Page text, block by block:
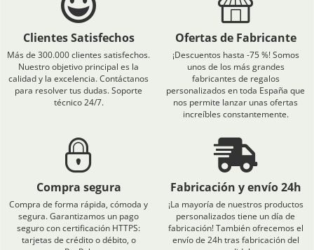
Clientes Satisfechos
Más de 300.000 clientes satisfechos.
Nuestro objetivo principal es la
calidad y la excelencia. Contáctanos
para resolver tus dudas. Soporte
técnico 24/7.
Ofertas de Fabricante
¡Descuentos hasta -75 %! Somos
unos de los más grandes
fabricantes de regalos
personalizados en toda España que
nos permite lanzar unas ofertas
increíbles constantemente.
Compra segura
Compra de forma rápida, cómoda y
segura. Garantizamos un pago
seguro con certificación HTTPS:
tarjetas de crédito o débito, o
Fabricación y envío 24h
¡La mayoría de nuestros productos
personalizados tiene un día de
fabricación! También ofrecemos el
envío de 24h tras fabricación del